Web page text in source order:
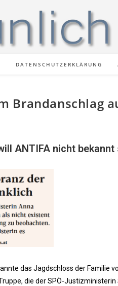
DATENSCHUTZERKLÄRUNG
Brandanschlag
ANTIFA nicht bekannt
das Jagdschloss der Familie
die der SPÖ-